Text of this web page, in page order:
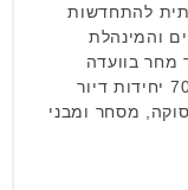
להתחדשות
והמינהלת
מחר בוועדה
המחוזית תל אביב. התכנית, תוסיף כ- 700 יחידות דיור
מסחר ומבני